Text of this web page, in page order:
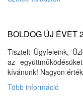
BOLDOG ÚJ ÉVET
Tisztelt Ügyfeleink,
az
kívánunk! Nagyon
Több információ